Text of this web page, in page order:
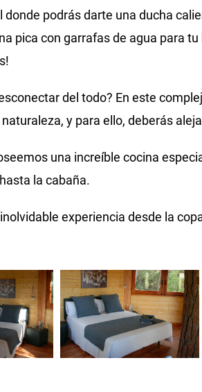
donde podrás darte una ducha
pica con garrafas de agua para
del todo? En este
y para ello, deberás
una increíble cocina
la cabaña.
experiencia desde la